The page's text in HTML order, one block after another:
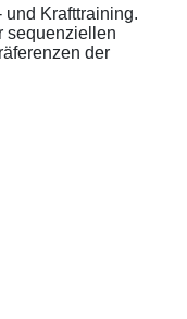
Krafttraining.
sequenziellen
der